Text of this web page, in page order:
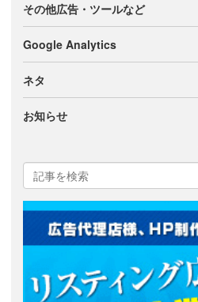
その他広告・ツールなど
Google Analytics
ネタ
お知らせ